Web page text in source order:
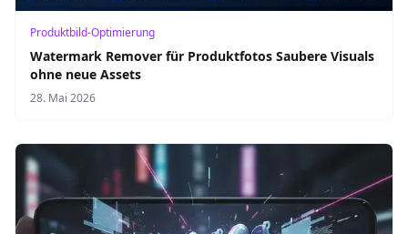
Produktbild-Optimierung
Watermark Remover für Produktfotos Saubere Visuals
ohne neue Assets
28. Mai 2026